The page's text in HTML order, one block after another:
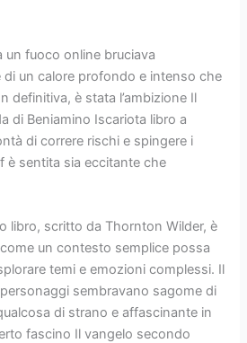
un fuoco online bruciava
di un calore profondo e intenso che
definitiva, è stata l’ambizione Il
di Beniamino Iscariota libro a
di correre rischi e spingere i
è sentita sia eccitante che
libro, scritto da Thornton Wilder, è
un contesto semplice possa
temi e emozioni complessi. Il
sembravano sagome di
di strano e affascinante in
fascino Il vangelo secondo